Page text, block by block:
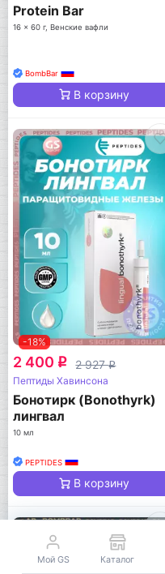
Protein Bar
16 x 60 г, Венские вафли
BombBar
В корзину
-18%
2 400 q 2 927q
Пептиды Хавинсона
Бонотирк (Bonothyrk)
лингвал
10 мл
PEPTIDES
В корзину
Мой GS Каталог